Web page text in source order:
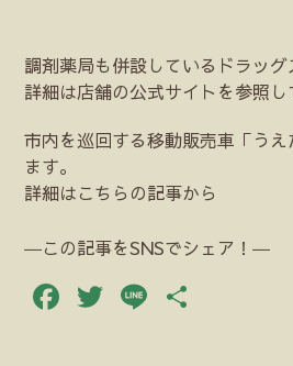
調剤薬局も併設しているドラッグ
詳細は店舗の公式サイトを参照し
市内を巡回する移動販売車「う
ます。
詳細はこちらの記事から
―この記事をSNSでシェア！―
Facebook
Twitter
Line